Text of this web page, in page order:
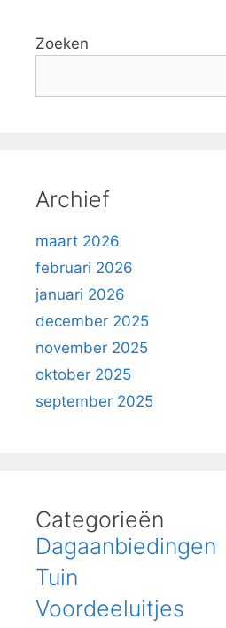
Zoeken
Archief
maart 2026
februari 2026
januari 2026
december 2025
november 2025
oktober 2025
september 2025
Categorieën
Dagaanbiedingen
Tuin
Voordeeluitjes